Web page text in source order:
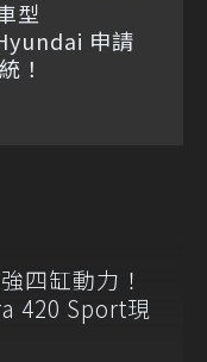
型
申請
！
四缸動力！
420 Sport現